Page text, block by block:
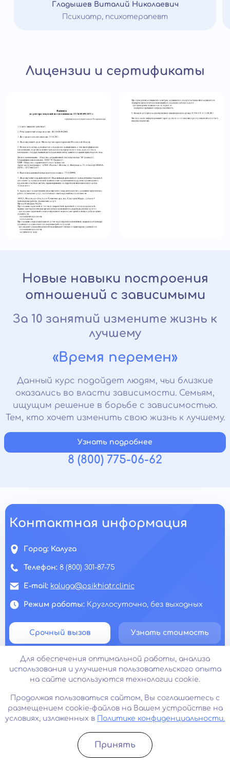
Гладышев Виталий Николаевич
Психиатр, психотерапевт
Лицензии и сертификаты
Новые навыки построения
отношений с зависимыми
За 10 занятий измените жизнь к
лучшему
«Время перемен»
Данный курс подойдет людям, чьи близкие
оказались во власти зависимости. Семьям,
ищущим решение в борьбе с зависимостью.
Тем, кто хочет изменить свою жизнь к лучшему.
Узнать подробнее
8 (800) 775-06-62
Контактная информация
Город: Калуга
Телефон: 8 (800) 301-87-75
E-mail: kaluga@psikhiatr.clinic
Режим работы: Круглосуточно, без выходных
Срочный вызов Узнать стоимость
Записатьcя
Для обеспечения оптимальной работы, анализа
использования и улучшения пользовательского опыта
на сайте используются технологии cookie.
Продолжая пользоваться сайтом, Вы соглашаетесь с
размещением cookie-файлов на Вашем устройстве на
условиях, изложенных в
Политике конфиденциальности.
Принять